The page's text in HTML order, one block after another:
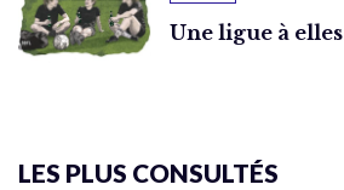
Une ligue à elles
LES PLUS CONSULTÉS